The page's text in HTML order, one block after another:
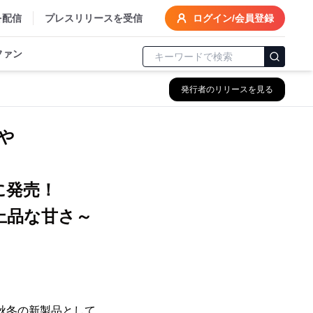
配信 プレスリリースを受信 ログイン/会員登録
ァン
発行者のリリースを見る
売！
な甘さ～
冬の新製品として